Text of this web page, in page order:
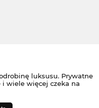
luksusu. Prywatne
wiele więcej czeka na